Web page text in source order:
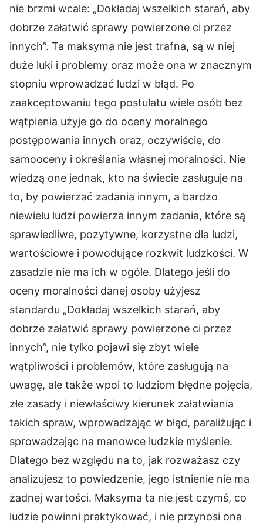
nie brzmi wcale: „Dokładaj wszelkich starań, aby
dobrze załatwić sprawy powierzone ci przez
innych”. Ta maksyma nie jest trafna, są w niej
duże luki i problemy oraz może ona w znacznym
stopniu wprowadzać ludzi w błąd. Po
zaakceptowaniu tego postulatu wiele osób bez
wątpienia użyje go do oceny moralnego
postępowania innych oraz, oczywiście, do
samooceny i określania własnej moralności. Nie
wiedzą one jednak, kto na świecie zasługuje na
to, by powierzać zadania innym, a bardzo
niewielu ludzi powierza innym zadania, które są
sprawiedliwe, pozytywne, korzystne dla ludzi,
wartościowe i powodujące rozkwit ludzkości. W
zasadzie nie ma ich w ogóle. Dlatego jeśli do
oceny moralności danej osoby użyjesz
standardu „Dokładaj wszelkich starań, aby
dobrze załatwić sprawy powierzone ci przez
innych”, nie tylko pojawi się zbyt wiele
wątpliwości i problemów, które zasługują na
uwagę, ale także wpoi to ludziom błędne pojęcia,
złe zasady i niewłaściwy kierunek załatwiania
takich spraw, wprowadzając w błąd, paraliżując i
sprowadzając na manowce ludzkie myślenie.
Dlatego bez względu na to, jak rozważasz czy
analizujesz to powiedzenie, jego istnienie nie ma
żadnej wartości. Maksyma ta nie jest czymś, co
ludzie powinni praktykować, i nie przynosi ona